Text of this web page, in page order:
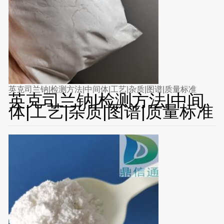
英克司兰钠|检测方法|中间体|工艺|杂质|图谱|质量标准
英克司兰钠|检测方法|中间
体|工艺|杂质|图谱|质量标准